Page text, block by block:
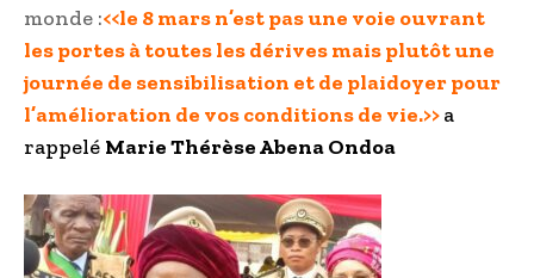
monde :<<le 8 mars n’est pas une voie ouvrant
les portes à toutes les dérives mais plutôt une
journée de sensibilisation et de plaidoyer pour
l’amélioration de vos conditions de vie.>>a
rappelé Marie Thérèse Abena Ondoa